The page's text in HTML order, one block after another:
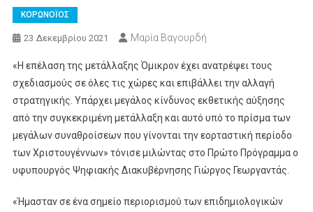
ΚΟΡΩΝΟΪΟΣ
23 Δεκεμβρίου 2021 Μαρία Βαγουρδή
«Η επέλαση της μετάλλαξης Όμικρον έχει ανατρέψει τους
σχεδιασμούς σε όλες τις χώρες και επιβάλλει την αλλαγή
στρατηγικής. Υπάρχει μεγάλος κίνδυνος εκθετικής αύξησης
από την συγκεκριμένη μετάλλαξη και αυτό υπό το πρίσμα των
μεγάλων συναθροίσεων που γίνονται την εορταστική περίοδο
των Χριστουγέννων» τόνισε μιλώντας στο Πρώτο Πρόγραμμα ο
υφυπουργός Ψηφιακής Διακυβέρνησης Γιώργος Γεωργαντάς.
«Ήμασταν σε ένα σημείο περιορισμού των επιδημιολογικών